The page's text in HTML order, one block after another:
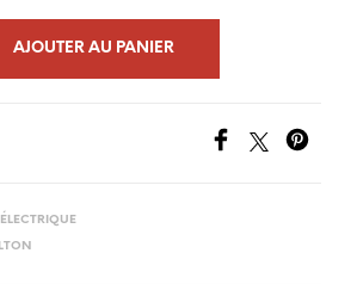
:
est :
AJOUTER AU PANIER